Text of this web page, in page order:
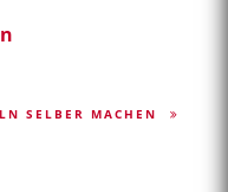
SELBER MACHEN